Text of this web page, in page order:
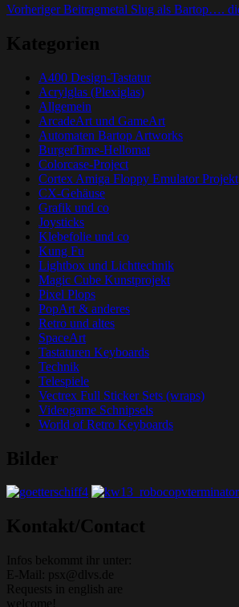
Beitrags-
Navigation
Vorheriger Beitragmetal Slug als Bartop….
Kategorien
A400 Design-Tastatur
Acrylglas (Plexiglas)
Allgemein
ArcadeArt und GameArt
Automaten Bartop Artworks
BurgerTime-Hellomat
Colorcase-Project
Cortex Amiga Floppy Emulator Projekt
CX-Gehäuse
Grafik und co
Joysticks
Klebefolie und co
Kung Fu
Lightbox und Lichttechnik
Magic Cube Kunstprojekt
Pixel Plops
PopArt & anderes
Retro und altes
SpaceArt
Tastaturen Keyboards
Technik
Telespiele
Vectrex Full Sticker Sets (wraps)
Videogame Schnipsels
World of Retro Keyboards
Bilder
Kontakt/Contact
Infos bekommt ihr unter:
E-Mail: psx@dlvs.de
Requests in english are
welcome!